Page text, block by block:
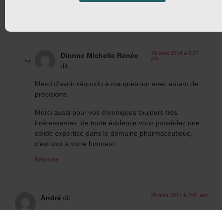
Dionne Michelle Renée
dit :
28 août 2014 à 9:27
pm
Merci d’avoir répondu à ma question avec autant de
précisions.
Merci aussi pour vos chroniques toujours très
intéressantes, de toute évidence vous possédez une
solide expertise dans le domaine pharmaceutique,
c’est tout à votre honneur.
Répondre
André dit : 28 août 2014 à 3:41 am